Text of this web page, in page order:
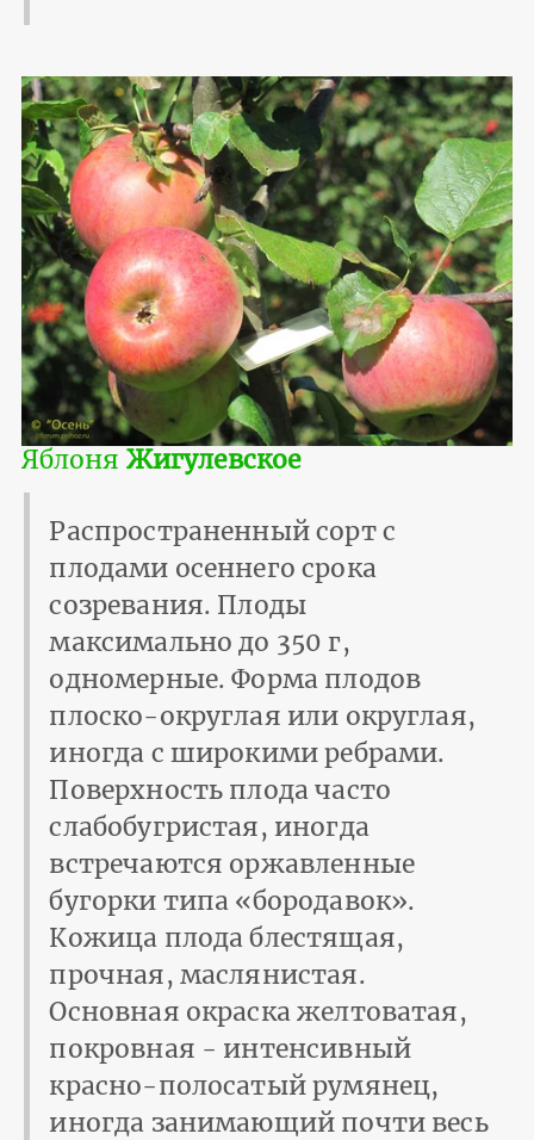
Яблоня Жигулевское
Распространенный сорт с
плодами осеннего срока
созревания. Плоды
максимально до 350 г,
одномерные. Форма плодов
плоско-округлая или округлая,
иногда с широкими ребрами.
Поверхность плода часто
слабобугристая, иногда
встречаются оржавленные
бугорки типа «бородавок».
Кожица плода блестящая,
прочная, маслянистая.
Основная окраска желтоватая,
покровная - интенсивный
красно-полосатый румянец,
иногда занимающий почти весь